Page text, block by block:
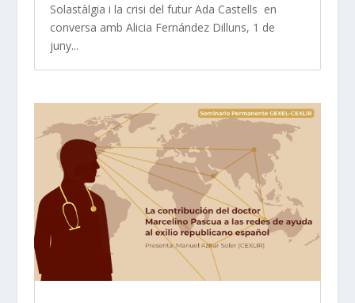
Solastàlgia i la crisi del futur Ada Castells en
conversa amb Alicia Fernández Dilluns, 1 de
juny...